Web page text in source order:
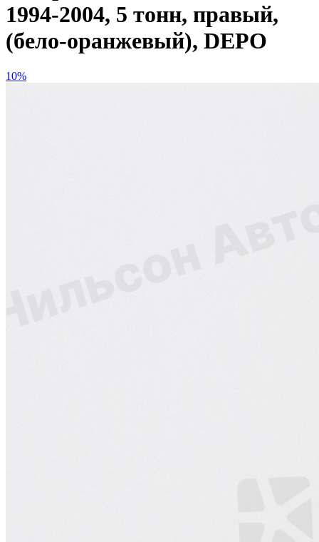
1994-2004, 5 тонн, правый,
(бело-оранжевый), DEPO
10%